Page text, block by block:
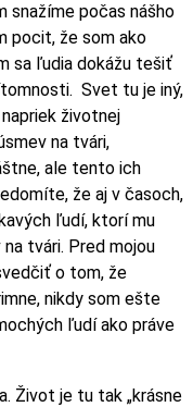
snažíme počas nášho
pocit, že som ako
sa ľudia dokážu tešiť
Svet tu je iný,
životnej
na tvári,
ale tento ich
že aj v časoch,
ľudí, ktorí mu
na tvári. Pred mojou
o tom, že
nikdy som ešte
ľudí ako práve
Život je tu tak „krásne